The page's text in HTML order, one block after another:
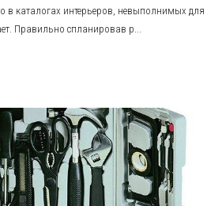
в каталогах интерьеров, невыполнимых для
Правильно спланировав р...